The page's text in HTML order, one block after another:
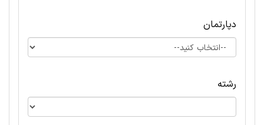
دپارتمان
رشته